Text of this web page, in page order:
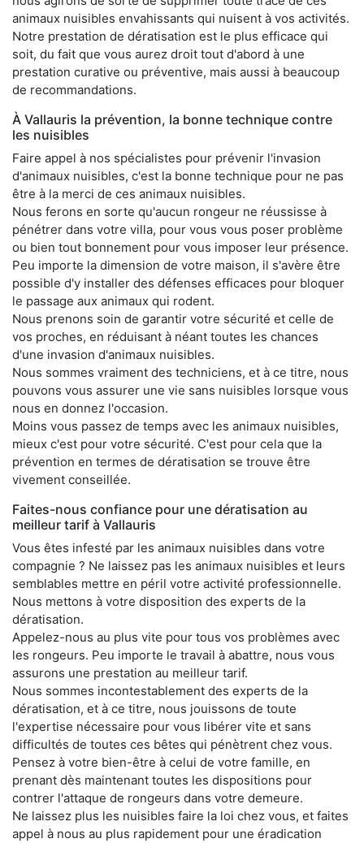
animaux nuisibles envahissants qui nuisent à vos activités.
Notre prestation de dératisation est le plus efficace qui
soit, du fait que vous aurez droit tout d'abord à une
prestation curative ou préventive, mais aussi à beaucoup
de recommandations.
À Vallauris la prévention, la bonne technique contre
les nuisibles
Faire appel à nos spécialistes pour prévenir l'invasion
d'animaux nuisibles, c'est la bonne technique pour ne pas
être à la merci de ces animaux nuisibles.
Nous ferons en sorte qu'aucun rongeur ne réussisse à
pénétrer dans votre villa, pour vous vous poser problème
ou bien tout bonnement pour vous imposer leur présence.
Peu importe la dimension de votre maison, il s'avère être
possible d'y installer des défenses efficaces pour bloquer
le passage aux animaux qui rodent.
Nous prenons soin de garantir votre sécurité et celle de
vos proches, en réduisant à néant toutes les chances
d'une invasion d'animaux nuisibles.
Nous sommes vraiment des techniciens, et à ce titre, nous
pouvons vous assurer une vie sans nuisibles lorsque vous
nous en donnez l'occasion.
Moins vous passez de temps avec les animaux nuisibles,
mieux c'est pour votre sécurité. C'est pour cela que la
prévention en termes de dératisation se trouve être
vivement conseillée.
Faites-nous confiance pour une dératisation au
meilleur tarif à Vallauris
Vous êtes infesté par les animaux nuisibles dans votre
compagnie ? Ne laissez pas les animaux nuisibles et leurs
semblables mettre en péril votre activité professionnelle.
Nous mettons à votre disposition des experts de la
dératisation.
Appelez-nous au plus vite pour tous vos problèmes avec
les rongeurs. Peu importe le travail à abattre, nous vous
assurons une prestation au meilleur tarif.
Nous sommes incontestablement des experts de la
dératisation, et à ce titre, nous jouissons de toute
l'expertise nécessaire pour vous libérer vite et sans
difficultés de toutes ces bêtes qui pénètrent chez vous.
Pensez à votre bien-être à celui de votre famille, en
prenant dès maintenant toutes les dispositions pour
contrer l'attaque de rongeurs dans votre demeure.
Ne laissez plus les nuisibles faire la loi chez vous, et faites
appel à nous au plus rapidement pour une éradication